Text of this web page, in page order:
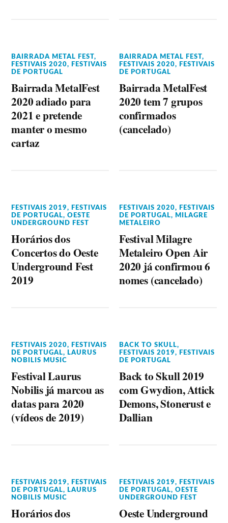
BAIRRADA METAL FEST,
FESTIVAIS 2020,
FESTIVAIS
DE PORTUGAL
Bairrada MetalFest
2020 adiado para
2021 e pretende
manter o mesmo
cartaz
BAIRRADA METAL FEST,
FESTIVAIS 2020,
FESTIVAIS
DE PORTUGAL
Bairrada MetalFest
2020 tem 7 grupos
confirmados
(cancelado)
FESTIVAIS 2019,
FESTIVAIS
DE PORTUGAL,OESTE
UNDERGROUND FEST
Horários dos
Concertos do Oeste
Underground Fest
2019
FESTIVAIS 2020,
FESTIVAIS
DE PORTUGAL, MILAGRE
METALEIRO
Festival Milagre
Metaleiro Open Air
2020 já confirmou 6
nomes (cancelado)
FESTIVAIS 2020,
FESTIVAIS
DE PORTUGAL,
LAURUS
NOBILIS MUSIC
Festival Laurus
Nobilis já marcou as
datas para 2020
(vídeos de 2019)
BACK TO SKULL,
FESTIVAIS 2019,
FESTIVAIS
DE PORTUGAL
Back to Skull 2019
com Gwydion, Attick
Demons, Stonerust e
Dallian
FESTIVAIS 2019,
FESTIVAIS
DE PORTUGAL,
LAURUS
NOBILIS MUSIC
Horários dos
FESTIVAIS 2019,
FESTIVAIS
DE PORTUGAL,OESTE
UNDERGROUND FEST
Oeste Underground